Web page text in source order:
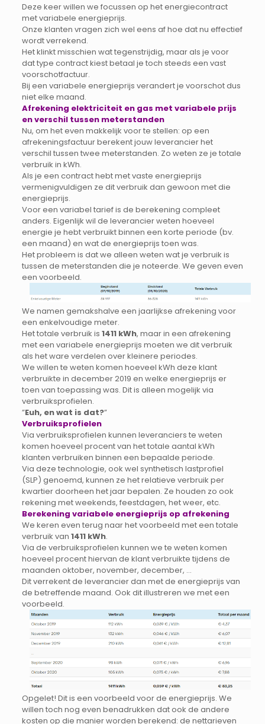
Deze keer willen we focussen op het energiecontract
met variabele energieprijs.
Onze klanten vragen zich wel eens af hoe dat nu effectief
wordt verrekend.
Het klinkt misschien wat tegenstrijdig, maar als je voor
dat type contract kiest betaal je toch steeds een vast
voorschotfactuur.
Bij een variabele energieprijs verandert je voorschot dus
niet elke maand.
Afrekening elektriciteit en gas met variabele prijs
en verschil tussen meterstanden
Nu, om het even makkelijk voor te stellen: op een
afrekeningsfactuur berekent jouw leverancier het
verschil tussen twee meterstanden. Zo weten ze je totale
verbruik in kWh.
Als je een contract hebt met vaste energieprijs
vermenigvuldigen ze dit verbruik dan gewoon met die
energieprijs.
Voor een variabel tarief is de berekening compleet
anders. Eigenlijk wil de leverancier weten hoeveel
energie je hebt verbruikt binnen een korte periode (bv.
een maand) en wat de energieprijs toen was.
Het probleem is dat we alleen weten wat je verbruik is
tussen de meterstanden die je noteerde. We geven even
een voorbeeld.
We namen gemakshalve een jaarlijkse afrekening voor
een enkelvoudige meter.
Het totale verbruik is 1411 kWh, maar in een afrekening
met een variabele energieprijs moeten we dit verbruik
als het ware verdelen over kleinere periodes.
We willen te weten komen hoeveel kWh deze klant
verbruikte in december 2019 en welke energieprijs er
toen van toepassing was. Dit is alleen mogelijk via
verbruiksprofielen.
”Euh, en wat is dat?”
Verbruiksprofielen
Via verbruiksprofielen kunnen leveranciers te weten
komen hoeveel procent van het totale aantal kWh
klanten verbruiken binnen een bepaalde periode.
Via deze technologie, ook wel synthetisch lastprofiel
(SLP) genoemd, kunnen ze het relatieve verbruik per
kwartier doorheen het jaar bepalen. Ze houden zo ook
rekening met weekends, feestdagen, het weer, etc.
Berekening variabele energieprijs op afrekening
We keren even terug naar het voorbeeld met een totale
verbruik van 1411 kWh.
Via de verbruiksprofielen kunnen we te weten komen
hoeveel procent hiervan de klant verbruikte tijdens de
maanden oktober, november, december, …
Dit verrekent de leverancier dan met de energieprijs van
de betreffende maand. Ook dit illustreren we met een
voorbeeld.
Opgelet! Dit is een voorbeeld voor de energieprijs. We
willen toch nog even benadrukken dat ook de andere
kosten op die manier worden berekend: de nettarieven